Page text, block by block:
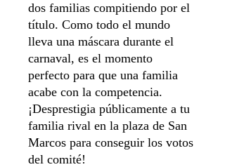
dos familias compitiendo por el
título. Como todo el mundo
lleva una máscara durante el
carnaval, es el momento
perfecto para que una familia
acabe con la competencia.
¡Desprestigia públicamente a tu
familia rival en la plaza de San
Marcos para conseguir los votos
del comité!